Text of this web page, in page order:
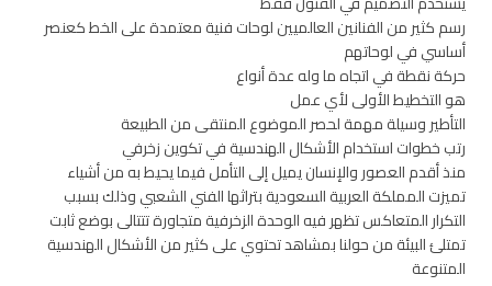
رسم كثير من الفنانين العالميين لوحات فنية معتمدة على الخط كعنصر
أساسي في لوحاتهم
حركة نقطة في اتجاه ما وله عدة أنواع
هو التخطيط الأولى لأي عمل
التأطير وسيلة مهمة لحصر الموضوع المنتقى من الطبيعة
رتب خطوات استخدام الأشكال الهندسية في تكوين زخرفي
منذ أقدم العصور والإنسان يميل إلى التأمل فيما يحيط به من أشياء
تميزت المملكة العربية السعودية بتراثها الفني الشعبي وذلك بسبب
التكرار المتعاكس تظهر فيه الوحدة الزخرفية متجاورة تتتالى بوضع ثابت
تمتلئ البيئة من حولنا بمشاهد تحتوي على كثير من الأشكال الهندسية
المتنوعة